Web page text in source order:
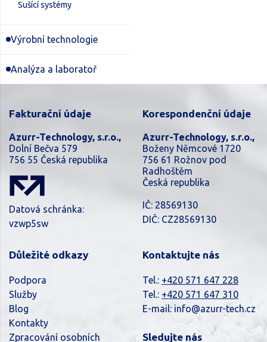
Sušící systémy
Výrobní technologie
Analýza a laboratoř
Fakturační údaje
Azurr-Technology, s.r.o.,
Dolní Bečva 579
756 55 Česká republika
Datová schránka:
vzwp5sw
Korespondenční údaje
Azurr-Technology, s.r.o.,
Boženy Němcové 1720
756 61 Rožnov pod
Radhoštěm
Česká republika
IČ: 28569130
DIČ: CZ28569130
Důležité odkazy
Podpora
Služby
Blog
Kontakty
Zpracování osobních
Kontaktujte nás
Tel.: +420 571 647 228
Tel.: +420 571 647 310
E-mail: info@azurr-tech.cz
Sledujte nás